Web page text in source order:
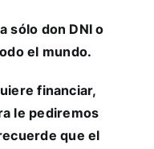
sólo don DNI o
el mundo.
financiar,
le pediremos
que el